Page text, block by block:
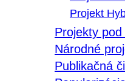
Projekt
Projekty
Národné
Publikačná